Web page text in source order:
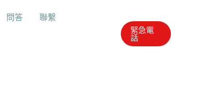
問答 聯繫
緊急電
話